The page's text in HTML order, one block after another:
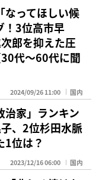
なってほしい候
！3位高市早
郎を抑えた圧
代〜60代に聞
2024/09/26 11:00 国内
治家」ランキン
、2位杉田水脈
1位は？
2023/12/16 06:00 国内